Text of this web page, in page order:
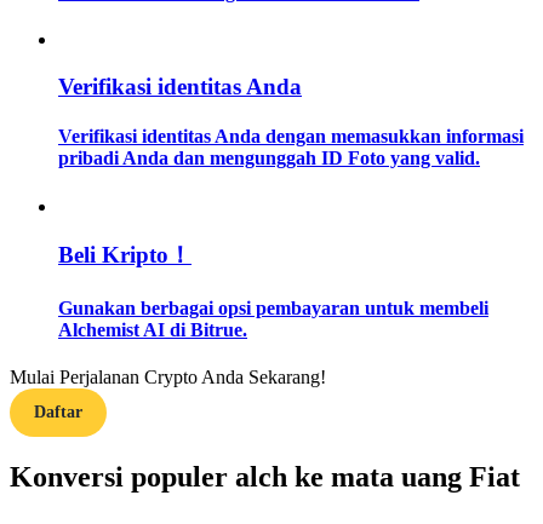
Strategi perdagangan
Menghasilkan
Verifikasi identitas Anda
Verifikasi identitas Anda dengan memasukkan informasi
pribadi Anda dan mengunggah ID Foto yang valid.
Beli Kripto！
Gunakan berbagai opsi pembayaran untuk membeli
Alchemist AI di Bitrue.
Mulai Perjalanan Crypto Anda Sekarang!
Daftar
Konversi populer alch ke mata uang Fiat